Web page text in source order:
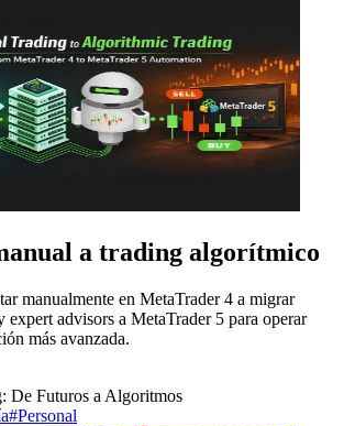
a trading algorítmico
manualmente en MetaTrader 4 a migrar
expert advisors a MetaTrader 5 para operar
más avanzada.
De Futuros a Algoritmos
#Personal